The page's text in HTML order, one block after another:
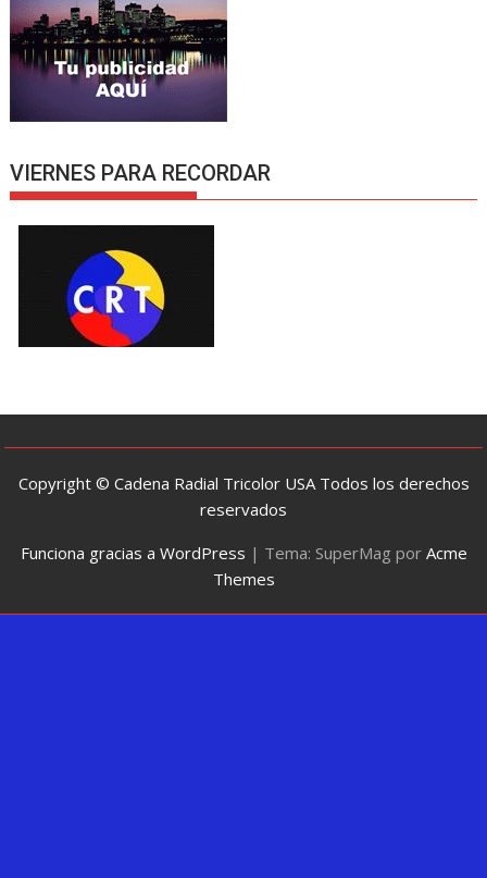
VIERNES PARA RECORDAR
Copyright © Cadena Radial Tricolor USA Todos los derechos
reservados
Funciona gracias a WordPress | Tema: SuperMag por Acme
Themes